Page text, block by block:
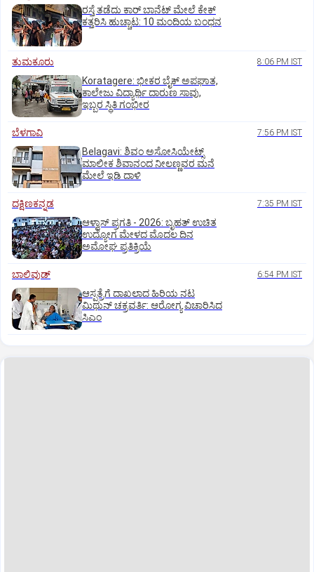
ರಸ್ತೆ ತಡೆದು ಕಾರ್ ಬಾನೆಟ್ ಮೇಲೆ ಕೇಕ್
ಕತ್ತರಿಸಿ ಹುಚ್ಚಾಟ: 10 ಮಂದಿಯ ಬಂಧನ
ತುಮಕೂರು 8:06 PM IST
Koratagere: ಭೀಕರ ಬೈಕ್ ಅಪಘಾತ,
ಕಾಲೇಜು ವಿದ್ಯಾರ್ಥಿ ದಾರುಣ ಸಾವು,
ಇಬ್ಬರ ಸ್ಥಿತಿ ಗಂಭೀರ
ಬೆಳಗಾವಿ 7:56 PM IST
Belagavi: ಶಿವಂ ಅಸೋಸಿಯೇಟ್ಸ್
ಮಾಲೀಕ ಶಿವಾನಂದ ನೀಲಣ್ಣವರ ಮನೆ
ಮೇಲೆ ಇಡಿ‌ ದಾಳಿ
ದಕ್ಷಿಣಕನ್ನಡ 7:35 PM IST
ಆಳ್ವಾಸ್‌ ಪ್ರಗತಿ - 2026: ಬೃಹತ್ ಉಚಿತ
ಉದ್ಯೋಗ ಮೇಳದ ಮೊದಲ ದಿನ
ಅಮೋಘ ಪ್ರತಿಕ್ರಿಯೆ
ಬಾಲಿವುಡ್‌ 6:54 PM IST
ಆಸ್ಪತ್ರೆಗೆ ದಾಖಲಾದ ಹಿರಿಯ ನಟ
ಮಿಥುನ್ ಚಕ್ರವರ್ತಿ: ಆರೋಗ್ಯ ವಿಚಾರಿಸಿದ
ಸಿಎಂ